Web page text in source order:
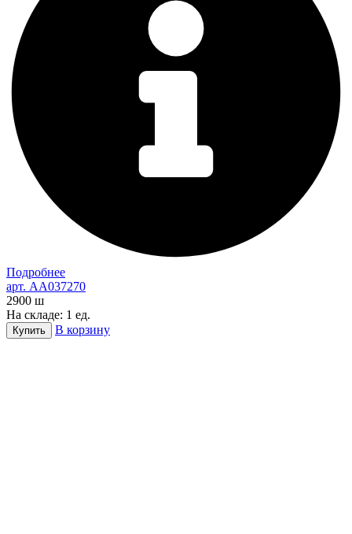
Подробнее
арт. AA037270
2900 ш
На складе: 1 ед.
Купить В корзину